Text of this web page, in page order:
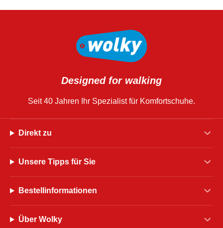
Designed for walking
Seit 40 Jahren Ihr Spezialist für Komfortschuhe.
Direkt zu
Unsere Tipps für Sie
Bestellinformationen
Über Wolky